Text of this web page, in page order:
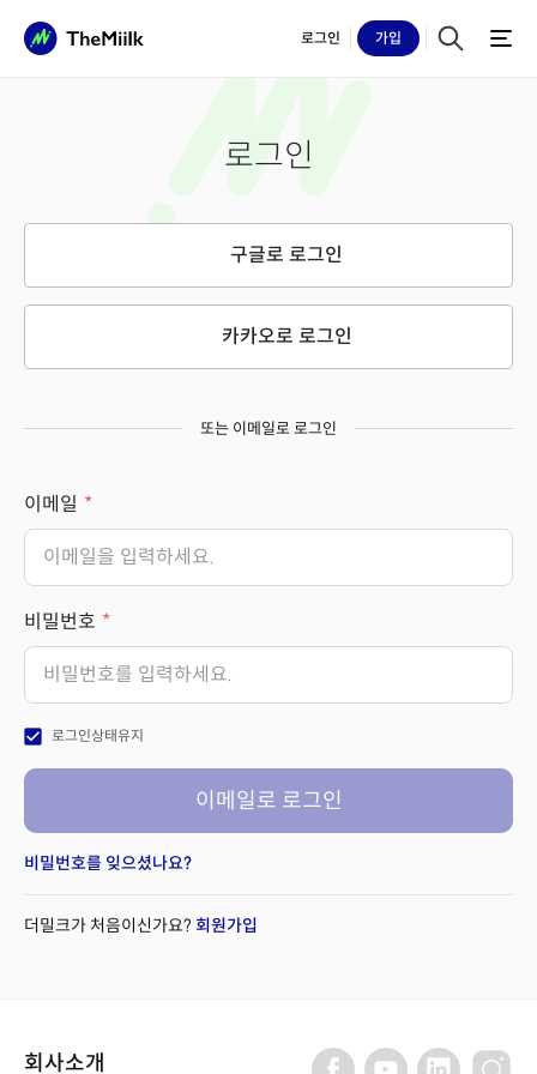
로그인 가입
로그인
구글로 로그인
카카오로 로그인
또는 이메일로 로그인
이메일
비밀번호
check_box 로그인상태유지
이메일로 로그인
비밀번호를 잊으셨나요?
더밀크가 처음이신가요? 회원가입
회사소개